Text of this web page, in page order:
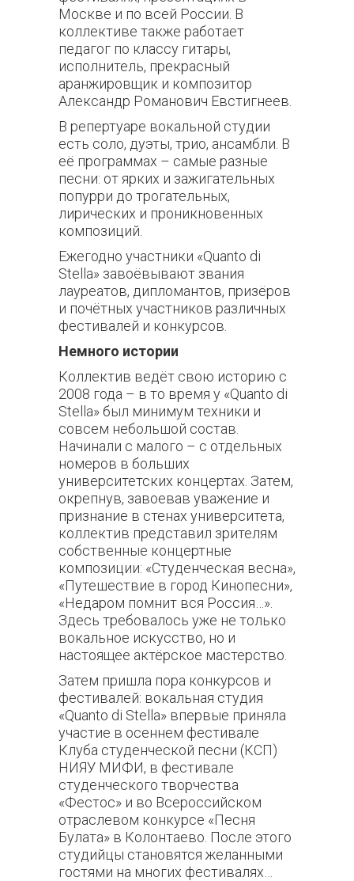
Москве и по всей России. В
коллективе также работает
педагог по классу гитары,
исполнитель, прекрасный
аранжировщик и композитор
Александр Романович Евстигнеев.
В репертуаре вокальной студии
есть соло, дуэты, трио, ансамбли. В
её программах – самые разные
песни: от ярких и зажигательных
попурри до трогательных,
лирических и проникновенных
композиций.
Ежегодно участники «Quanto di
Stella» завоёвывают звания
лауреатов, дипломантов, призёров
и почётных участников различных
фестивалей и конкурсов.
Немного истории
Коллектив ведёт свою историю с
2008 года – в то время у «Quanto di
Stella» был минимум техники и
совсем небольшой состав.
Начинали с малого – с отдельных
номеров в больших
университетских концертах. Затем,
окрепнув, завоевав уважение и
признание в стенах университета,
коллектив представил зрителям
собственные концертные
композиции: «Студенческая весна»,
«Путешествие в город Кинопесни»,
«Недаром помнит вся Россия…».
Здесь требовалось уже не только
вокальное искусство, но и
настоящее актёрское мастерство.
Затем пришла пора конкурсов и
фестивалей: вокальная студия
«Quanto di Stella» впервые приняла
участие в осеннем фестивале
Клуба студенческой песни (КСП)
НИЯУ МИФИ, в фестивале
студенческого творчества
«Фестос» и во Всероссийском
отраслевом конкурсе «Песня
Булата» в Колонтаево. После этого
студийцы становятся желанными
гостями на многих фестивалях…